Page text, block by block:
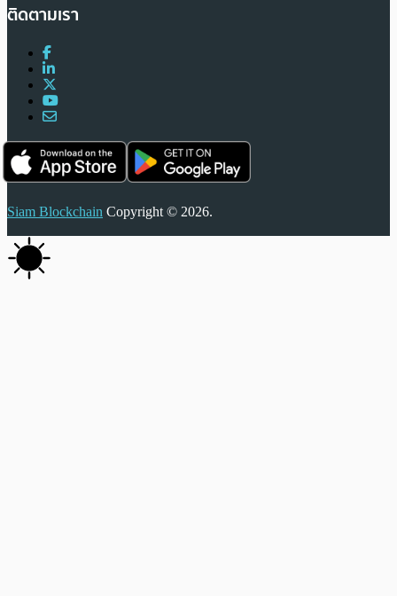
ติดตามเรา
Siam Blockchain Copyright © 2026.